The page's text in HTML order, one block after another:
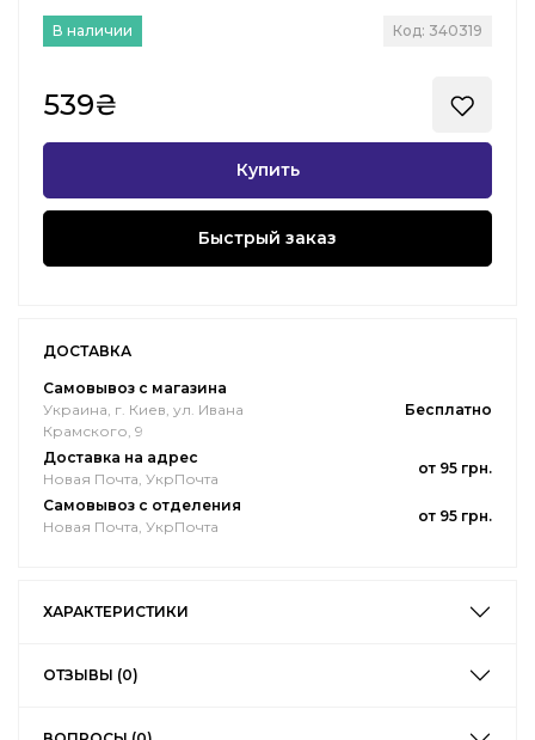
В наличии Код: 340319
539₴
Купить
Быстрый заказ
ДОСТАВКА
Самовывоз с магазина
Украина, г. Киев, ул. Ивана
Крамского, 9
Бесплатно
Доставка на адрес
Новая Почта, УкрПочта
от 95 грн.
Самовывоз с отделения
Новая Почта, УкрПочта
от 95 грн.
ХАРАКТЕРИСТИКИ
ОТЗЫВЫ (0)